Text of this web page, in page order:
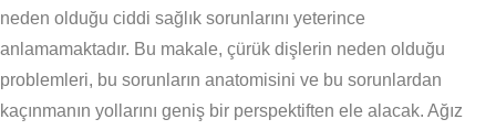
neden olduğu ciddi sağlık sorunlarını yeterince
anlamamaktadır. Bu makale, çürük dişlerin neden olduğu
problemleri, bu sorunların anatomisini ve bu sorunlardan
kaçınmanın yollarını geniş bir perspektiften ele alacak. Ağız